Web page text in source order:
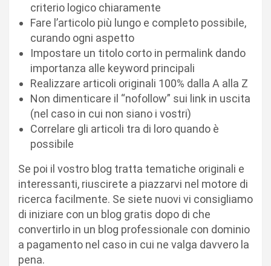
criterio logico chiaramente
Fare l’articolo più lungo e completo possibile,
curando ogni aspetto
Impostare un titolo corto in permalink dando
importanza alle keyword principali
Realizzare articoli originali 100% dalla A alla Z
Non dimenticare il “nofollow” sui link in uscita
(nel caso in cui non siano i vostri)
Correlare gli articoli tra di loro quando è
possibile
Se poi il vostro blog tratta tematiche originali e
interessanti, riuscirete a piazzarvi nel motore di
ricerca facilmente. Se siete nuovi vi consigliamo
di iniziare con un blog gratis dopo di che
convertirlo in un blog professionale con dominio
a pagamento nel caso in cui ne valga davvero la
pena.